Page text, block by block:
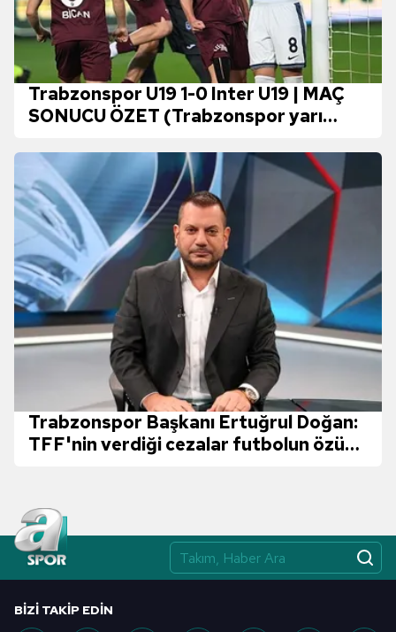
Trabzonspor U19 1-0 Inter U19 | MAÇ
SONUCU ÖZET (Trabzonspor yarı
Trabzonspor Başkanı Ertuğrul Doğan:
TFF'nin verdiği cezalar futbolun özüne
BIZI TAKIP EDIN